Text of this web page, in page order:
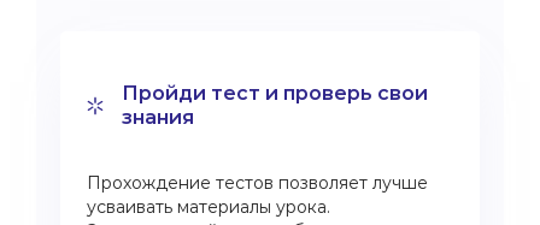
Пройди тест и проверь свои
знания
Прохождение тестов позволяет лучше
усваивать материалы урока.